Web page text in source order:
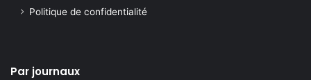
Politique de confidentialité
Par journaux